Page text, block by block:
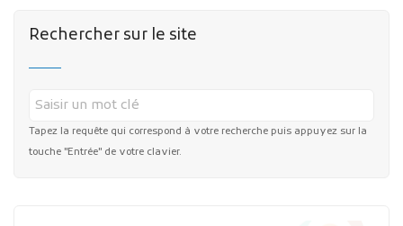
Rechercher sur le site
Tapez la requête qui correspond à votre recherche puis appuyez sur la
touche "Entrée" de votre clavier.